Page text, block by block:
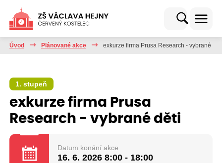
Úvod Plánované akce exkurze firma Prusa Research - vybrané děti
1. stupeň
exkurze firma Prusa
Research - vybrané děti
Datum konání akce
16. 6. 2026 8:00 - 18:00